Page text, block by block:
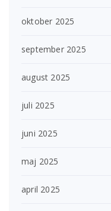
oktober 2025
september 2025
august 2025
juli 2025
juni 2025
maj 2025
april 2025